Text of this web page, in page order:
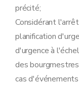
précité;
Considérant
planification
d'urgence à
des
cas